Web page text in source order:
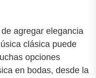
agregar elegancia
clásica puede
opciones
en bodas, desde la